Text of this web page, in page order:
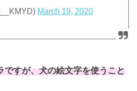
March 19, 2020
ですが、犬の絵文字を使うこと